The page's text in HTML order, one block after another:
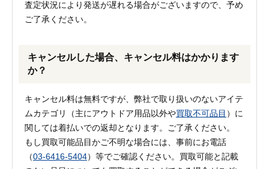
査定状況により発送が遅れる場合がございますので、予め
ご了承ください。
キャンセルした場合、キャンセル料はかかります
か？
キャンセル料は無料ですが、弊社で取り扱いのないアイテ
ムカテゴリ（主にアウトドア用品以外や買取不可品目 ）に
関しては着払いでの返却となります。ご了承ください。
もし買取可能品目かご不明な場合には、事前にお電話
（03-6416-5404）等でご確認ください。買取可能と記載